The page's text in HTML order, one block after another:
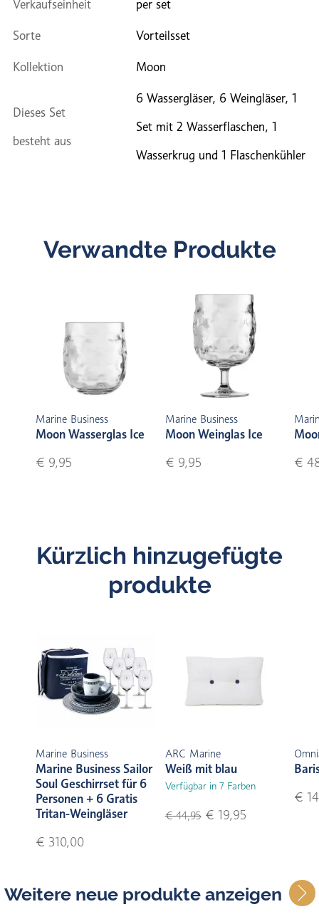
Verkaufseinheit per set
Sorte Vorteilsset
Kollektion Moon
Dieses Set
besteht aus
6 Wassergläser, 6 Weingläser, 1
Set mit 2 Wasserflaschen, 1
Wasserkrug und 1 Flaschenkühler
Verwandte Produkte
Marine Business
Moon Wasserglas Ice
€ 9,95
Marine Business
Moon Weinglas Ice
€ 9,95
€
Kürzlich hinzugefügte
produkte
Marine Business
Marine Business Sailor
Soul Geschirrset für 6
Personen + 6 Gratis
Tritan-Weingläser
€ 310,00
ARC Marine
Weiß mit blau
Verfügbar in 7 Farben
€ 44,95€ 19,95
€
Weitere neue produkte anzeigen